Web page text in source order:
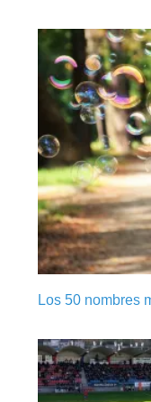
Los 50 nombres